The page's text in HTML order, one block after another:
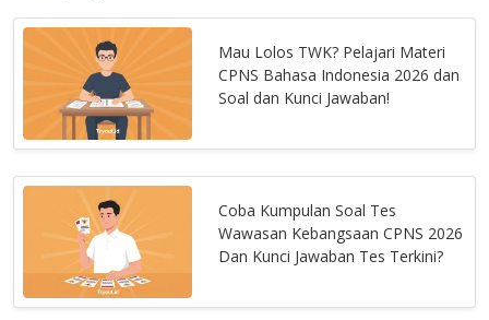
Mau Lolos TWK? Pelajari Materi
CPNS Bahasa Indonesia 2026 dan
Soal dan Kunci Jawaban!
Coba Kumpulan Soal Tes
Wawasan Kebangsaan CPNS 2026
Dan Kunci Jawaban Tes Terkini?